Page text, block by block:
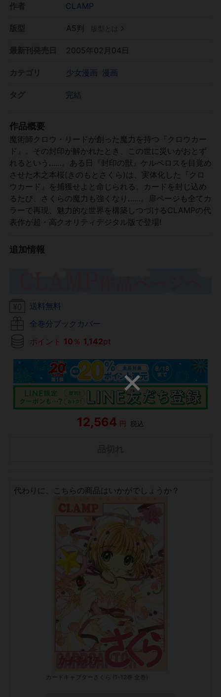
CLAMP
A5判
2005年02月04日
少女漫画 漫画
完結
作品概要
魔術師クロウ・リードが創った魔力を持つ『クロウカー
ド』。その封印が解かれたとき、この世に災いがおとず
れるという……。ある日『封印の獣』ケルベロスを目覚め
させた木之本桜(きのもとさくら)は、実体化した『クロ
ウカード』を捕獲せよと命じられる。カードを封じ込め
るたび、さくらの魔力も強くなり……。扉ページも全てカ
ラーで再現、魅力的な世界を構築しつづけるCLAMPの代
表作が超・高クオリティデジタル版で登場!
追加情報
送料無料
全巻分ブックカバー
ポイント 10 ％ 1,142pt
12,564 円 税込
代わりに、こちらの商品はいかがでしょうか？
カードキャプターさくら (1-12巻 全巻)